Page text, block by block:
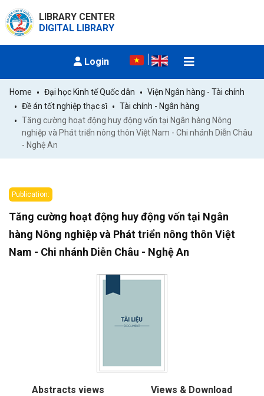
LIBRARY CENTER
DIGITAL LIBRARY
Login
Home Đại học Kinh tế Quốc dân
Viện Ngân hàng - Tài chính
Đề án tốt nghiệp thạc sĩ
Tài chính - Ngân hàng
Tăng cường hoạt động huy động vốn tại Ngân hàng Nông
nghiệp và Phát triển nông thôn Việt Nam - Chi nhánh Diễn Châu
- Nghệ An
Publication:
Tăng cường hoạt động huy động vốn tại Ngân
hàng Nông nghiệp và Phát triển nông thôn Việt
Nam - Chi nhánh Diễn Châu - Nghệ An
Abstracts views
Views & Download